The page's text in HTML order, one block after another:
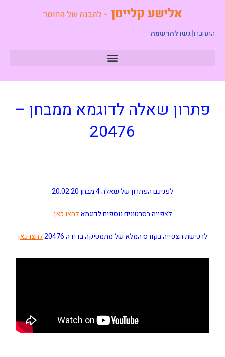
התחברו|גשו להרשמה
פתרון שאלה לדוגמא ממבחן –
20476
לפניכם הפתרון של שאלה 4 מבחן 20.02.20
לצפייה בסרטונים נוספים לדוגמא לחצו כאן
לרכישת הצפייה בקורס המלא של מתמטיקה בדידה 20476 לחצו כאן